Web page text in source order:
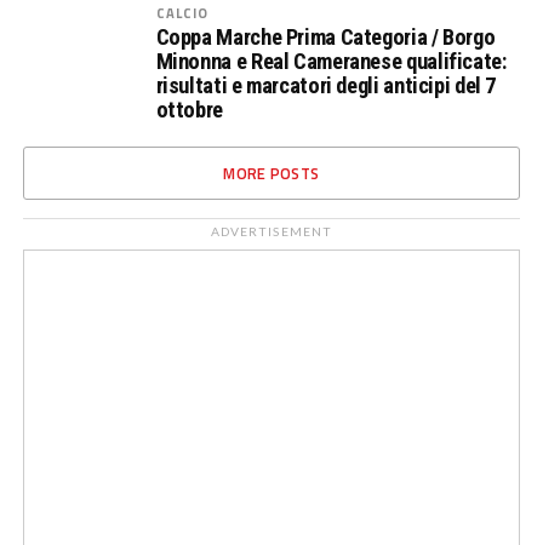
CALCIO
Coppa Marche Prima Categoria / Borgo
Minonna e Real Cameranese qualificate:
risultati e marcatori degli anticipi del 7
ottobre
MORE POSTS
ADVERTISEMENT